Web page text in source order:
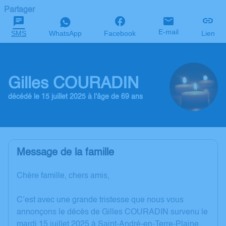
Partager
SMS WhatsApp Facebook E-mail Lien
Gilles COURADIN
décédé le 15 juillet 2025 à l'âge de 69 ans
Message de la famille
Chère famille, chers amis,
C’est avec une grande tristesse que nous vous
annonçons le décès de Gilles COURADIN survenu le